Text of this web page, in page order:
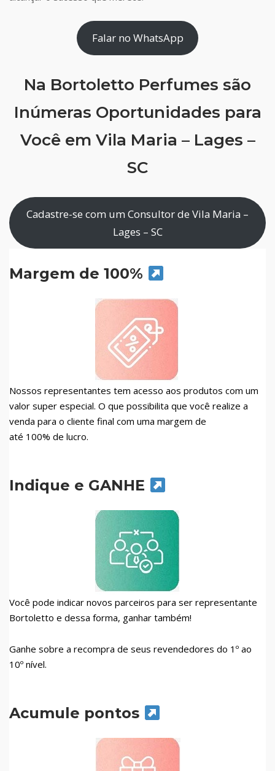
Falar no WhatsApp
Na Bortoletto Perfumes são
Inúmeras Oportunidades para
Você em Vila Maria – Lages –
SC
Cadastre-se com um Consultor de Vila Maria –
Lages – SC
Margem de 100%
Nossos representantes tem acesso aos produtos com um
valor super especial. O que possibilita que você realize a
venda para o cliente final com uma margem de
até 100% de lucro.
Indique e GANHE
Você pode indicar novos parceiros para ser representante
Bortoletto e dessa forma, ganhar também!
Ganhe sobre a recompra de seus revendedores do 1º ao
10º nível.
Acumule pontos